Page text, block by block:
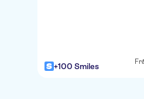
+100 Smiles